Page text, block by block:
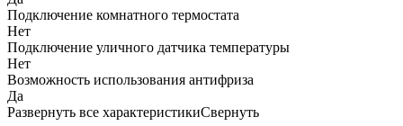
Подключение комнатного термостата
Нет
Подключение уличного датчика температуры
Нет
Возможность использования антифриза
Да
Развернуть все характеристикиСвернуть